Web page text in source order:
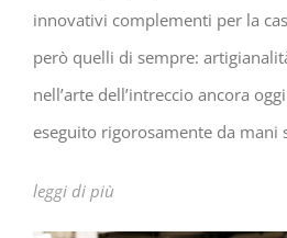
innovativi complementi per la
però quelli di sempre:
nell’arte dell’intreccio ancora oggi
eseguito rigorosamente da mani
leggi di più